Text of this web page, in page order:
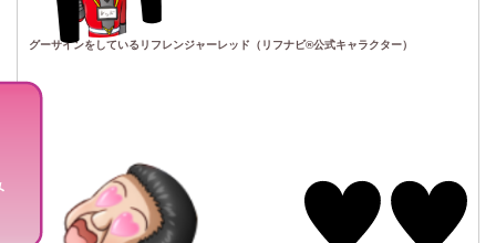
グーサインをしているリフレンジャーレッド（リフナビ®公式キャラクター）